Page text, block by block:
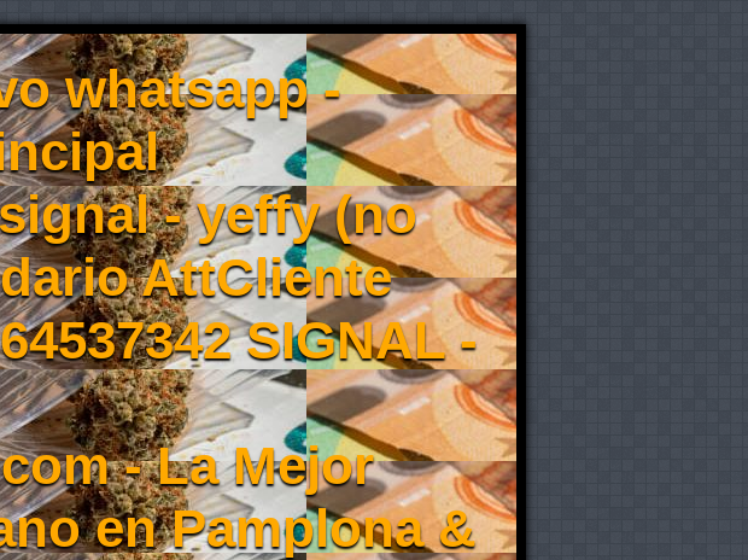
whatsapp -
- yeffy (no
AttCliente
SIGNAL -
- La Mejor
en Pamplona &